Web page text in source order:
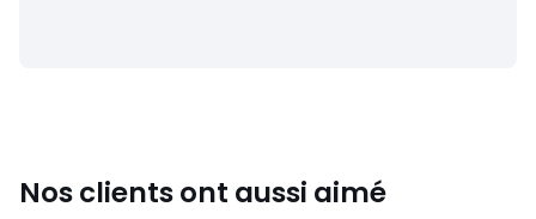
Nos clients ont aussi aimé